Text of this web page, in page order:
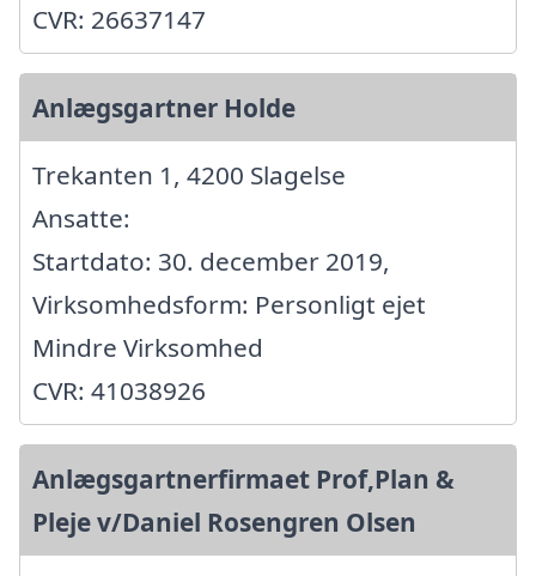
CVR: 26637147
Anlægsgartner Holde
Trekanten 1, 4200 Slagelse
Ansatte:
Startdato: 30. december 2019,
Virksomhedsform: Personligt ejet
Mindre Virksomhed
CVR: 41038926
Anlægsgartnerfirmaet Prof,Plan &
Pleje v/Daniel Rosengren Olsen